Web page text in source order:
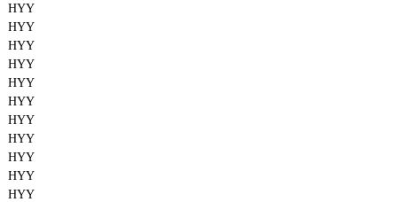
HYY
HYY
HYY
HYY
HYY
HYY
HYY
HYY
HYY
HYY
HYY